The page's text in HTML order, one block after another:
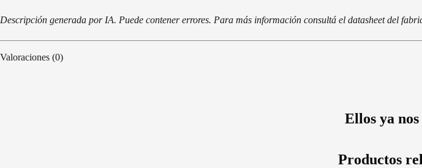
Descripción generada por IA. Puede contener errores. Para más información consultá el datasheet del
Valoraciones (0)
Ellos ya
Productos